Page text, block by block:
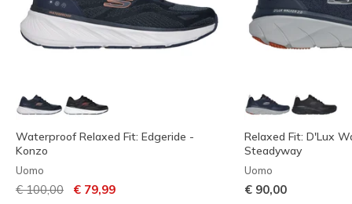
Waterproof Relaxed Fit: Edgeride -
Konzo
Uomo
Prezzo ridotto da
€ 100,00 per
€ 79,99
Relaxed Fit: D'Lux
Steadyway
Uomo
€ 90,00